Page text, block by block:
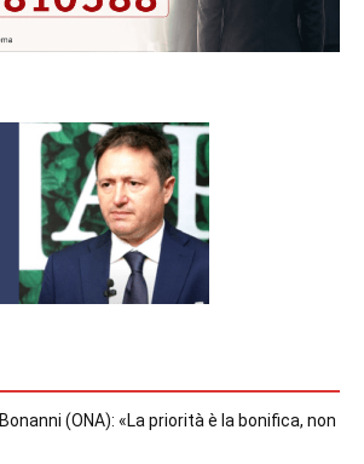
(ONA): «La priorità è la bonifica, non